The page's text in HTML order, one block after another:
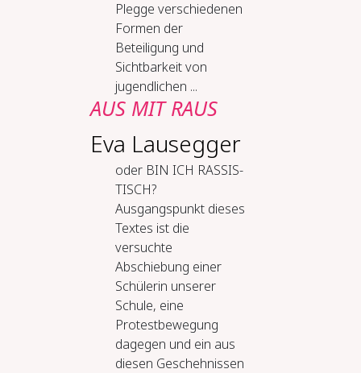
Plegge verschiedenen
Formen der
Beteiligung und
Sichtbarkeit von
jugendlichen ...
AUS MIT RAUS
Eva Lausegger
oder BIN ICH RAS­SIS­
TISCH?
Ausgangspunkt dieses
Textes ist die
versuchte
Abschiebung einer
Schülerin unserer
Schule, eine
Protestbewegung
dagegen und ein aus
diesen Geschehnissen